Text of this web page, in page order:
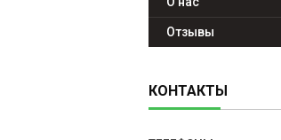
Отзывы
КОНТАКТЫ